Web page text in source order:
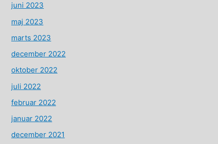
juni 2023
maj 2023
marts 2023
december 2022
oktober 2022
juli 2022
februar 2022
januar 2022
december 2021